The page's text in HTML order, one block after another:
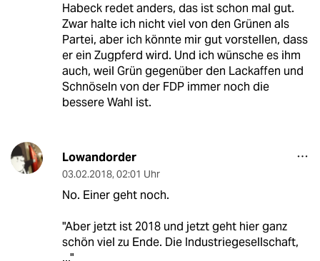
Habeck redet anders, das ist schon mal gut.
Zwar halte ich nicht viel von den Grünen als
Partei, aber ich könnte mir gut vorstellen, dass
er ein Zugpferd wird. Und ich wünsche es ihm
auch, weil Grün gegenüber den Lackaffen und
Schnöseln von der FDP immer noch die
bessere Wahl ist.
Lowandorder
03.02.2018, 02:01 Uhr
No. Einer geht noch.
"Aber jetzt ist 2018 und jetzt geht hier ganz
schön viel zu Ende. Die Industriegesellschaft,